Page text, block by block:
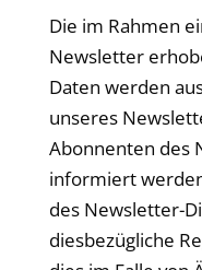
Die im Rahmen
Newsletter
Daten werden
unseres
Abonnenten des
informiert
des Newsletter-
diesbezügliche